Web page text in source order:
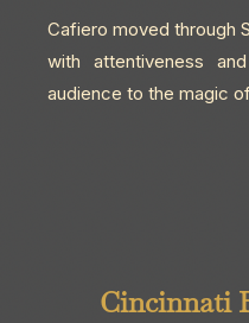
Cafiero moved through
with attentiveness
audience to the magic
Cincinnati